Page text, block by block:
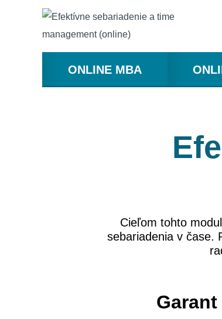
ONLINE MBA
Cieľom tohto
sebariadenia v čase.